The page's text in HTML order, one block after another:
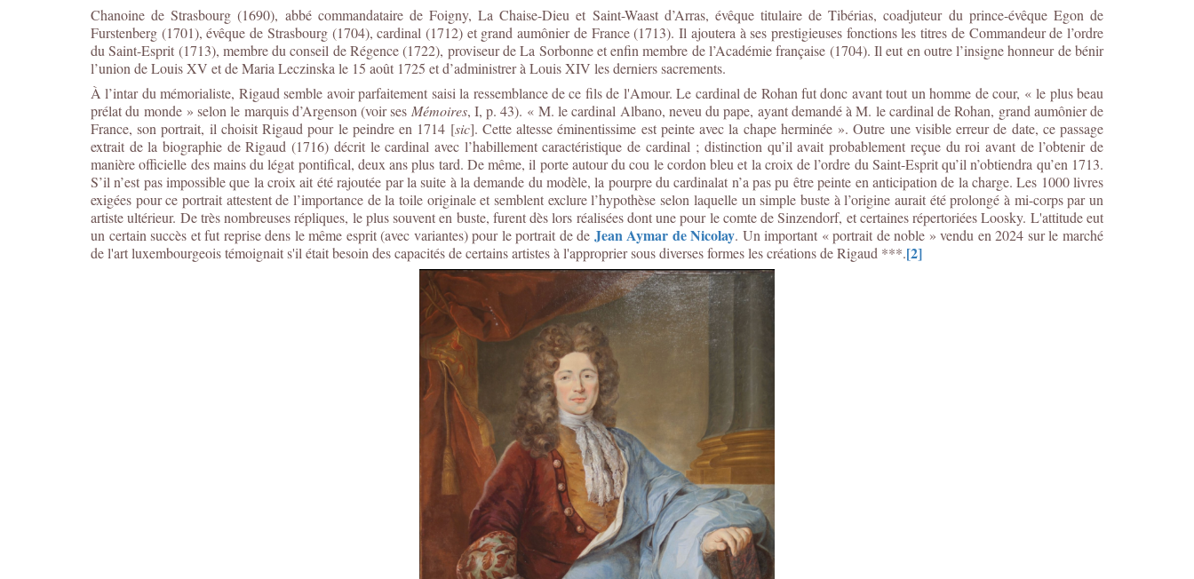
Chanoine de Strasbourg (1690), abbé commandataire de Foigny, La Chaise-Dieu et Saint-Waast d’Arras, évêque titulaire de Tibérias, coadjuteur du prince-évêque Egon de
Furstenberg (1701), évêque de Strasbourg (1704), cardinal (1712) et grand aumônier de France (1713). Il ajoutera à ses prestigieuses fonctions les titres de Commandeur de l’ordre
du Saint-Esprit (1713), membre du conseil de Régence (1722), proviseur de La Sorbonne et enfin membre de l’Académie française (1704). Il eut en outre l’insigne honneur de bénir
l’union de Louis XV et de Maria Leczinska le 15 août 1725 et d’administrer à Louis XIV les derniers sacrements.
À l’intar du mémorialiste, Rigaud semble avoir parfaitement saisi la ressemblance de ce fils de l'Amour. Le cardinal de Rohan fut donc avant tout un homme de cour, « le plus beau
prélat du monde » selon le marquis d’Argenson (voir ses Mémoires, I, p. 43). « M. le cardinal Albano, neveu du pape, ayant demandé à M. le cardinal de Rohan, grand aumônier de
France, son portrait, il choisit Rigaud pour le peindre en 1714 [sic]. Cette altesse éminentissime est peinte avec la chape herminée ». Outre une visible erreur de date, ce passage
extrait de la biographie de Rigaud (1716) décrit le cardinal avec l’habillement caractéristique de cardinal ; distinction qu’il avait probablement reçue du roi avant de l’obtenir de
manière officielle des mains du légat pontifical, deux ans plus tard. De même, il porte autour du cou le cordon bleu et la croix de l’ordre du Saint-Esprit qu’il n’obtiendra qu’en 1713.
S’il n’est pas impossible que la croix ait été rajoutée par la suite à la demande du modèle, la pourpre du cardinalat n’a pas pu être peinte en anticipation de la charge. Les 1000 livres
exigées pour ce portrait attestent de l’importance de la toile originale et semblent exclure l’hypothèse selon laquelle un simple buste à l’origine aurait été prolongé à mi-corps par un
artiste ultérieur. De très nombreuses répliques, le plus souvent en buste, furent dès lors réalisées dont une pour le comte de Sinzendorf, et certaines répertoriées Loosky. L'attitude eut
un certain succès et fut reprise dens le même esprit (avec variantes) pour le portrait de de Jean Aymar de Nicolay. Un important « portrait de noble » vendu en 2024 sur le marché
de l'art luxembourgeois témoignait s'il était besoin des capacités de certains artistes à l'approprier sous diverses formes les créations de Rigaud ***.[2]